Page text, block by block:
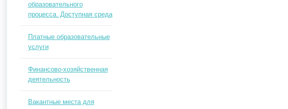
образовательного
процесса. Доступная среда
Платные образовательные
услуги
Финансово-хозяйственная
деятельность
Вакантные места для